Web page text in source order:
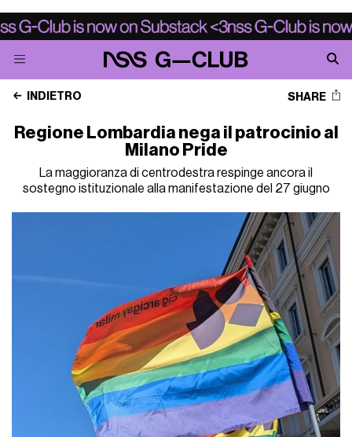
INDIETRO SHARE
Regione Lombardia nega il patrocinio al
Milano Pride
La maggioranza di centrodestra respinge ancora il
sostegno istituzionale alla manifestazione del 27 giugno